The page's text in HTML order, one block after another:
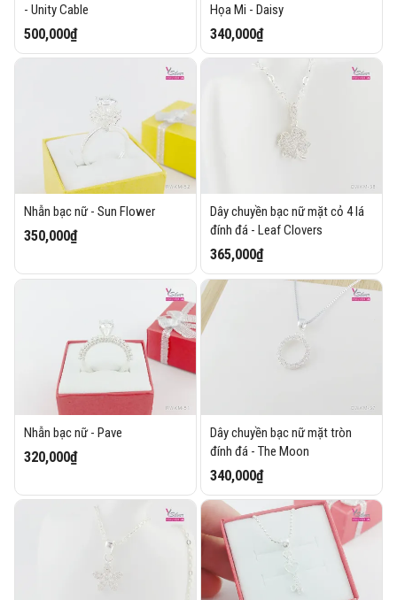
- Unity Cable
500,000₫
Họa Mi - Daisy
340,000₫
Nhẫn bạc nữ - Sun Flower
350,000₫
Dây chuyền bạc nữ mặt cỏ 4 lá
đính đá - Leaf Clovers
365,000₫
Nhẫn bạc nữ - Pave
320,000₫
Dây chuyền bạc nữ mặt tròn
đính đá - The Moon
340,000₫